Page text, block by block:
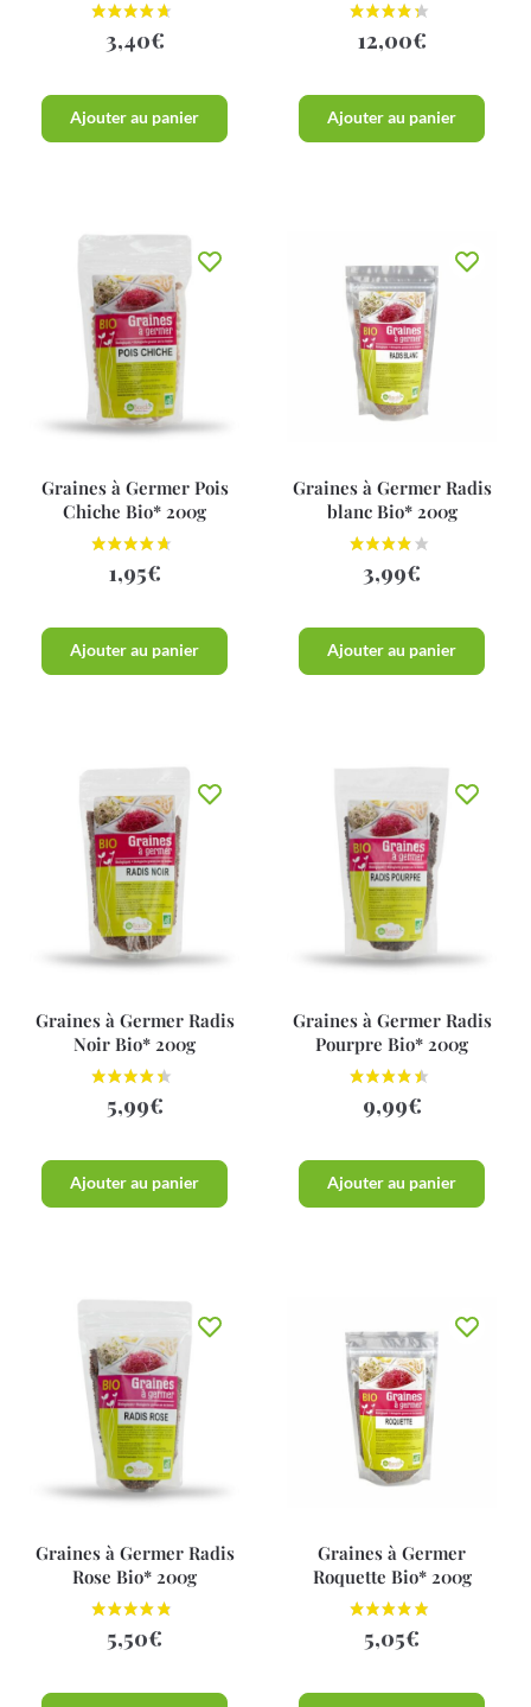
3,40€
Ajouter au panier
12,00€
Ajouter au panier
Graines à Germer Pois
Chiche Bio* 200g
1,95€
Ajouter au panier
Graines à Germer Radis
blanc Bio* 200g
3,99€
Ajouter au panier
Graines à Germer Radis
Noir Bio* 200g
5,99€
Ajouter au panier
Graines à Germer Radis
Pourpre Bio* 200g
9,99€
Ajouter au panier
Graines à Germer Radis
Rose Bio* 200g
5,50€
Graines à Germer
Roquette Bio* 200g
5,05€